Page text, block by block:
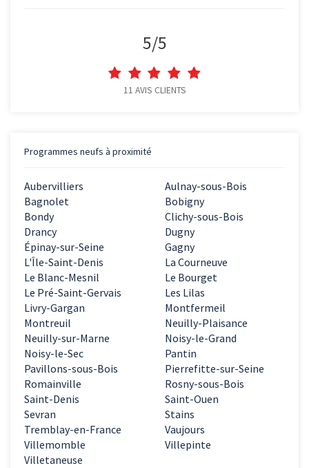
5/5
11 AVIS CLIENTS
Programmes neufs à proximité
Aubervilliers
Aulnay-sous-Bois
Bagnolet
Bobigny
Bondy
Clichy-sous-Bois
Drancy
Dugny
Épinay-sur-Seine
Gagny
L'Île-Saint-Denis
La Courneuve
Le Blanc-Mesnil
Le Bourget
Le Pré-Saint-Gervais
Les Lilas
Livry-Gargan
Montfermeil
Montreuil
Neuilly-Plaisance
Neuilly-sur-Marne
Noisy-le-Grand
Noisy-le-Sec
Pantin
Pavillons-sous-Bois
Pierrefitte-sur-Seine
Romainville
Rosny-sous-Bois
Saint-Denis
Saint-Ouen
Sevran
Stains
Tremblay-en-France
Vaujours
Villemomble
Villepinte
Villetaneuse